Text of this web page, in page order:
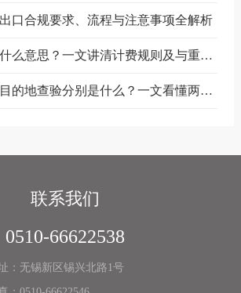
口合规要求、流程与注意事项全解析
空运平货是什么意思？一文讲清计费规则及与重货、泡货的区别
属地查验和目的地查验分别是什么？一文看懂两者区别
联系我们
0510-66622538
：无锡新区锡兴北路1号